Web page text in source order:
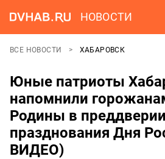
НОВОСТИ
ВСЕ НОВОСТИ ХАБАРОВСК
Юные патриоты
напомнили
Родины в преддверии
празднования Дня
ВИДЕО)